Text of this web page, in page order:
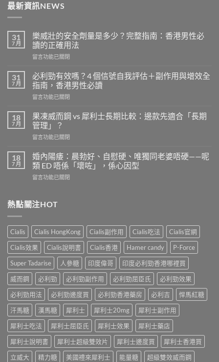
最新資訊NEWS
31
7 月
樂威壯的安全劑量是多少？完整指南：香港男性必
讀的正確用法
在
威
壯
的
安
劑
量
是
多
完
整
南：
男
讀
的
正
確
用
法〉
留言功能已關閉
31
7 月
必利勁有效嗎？4 個信號自我評估＋副作用與增效全
指南，香港男性必讀
在
利
勁
有
效
4
個
信
號
評
副
作
用
與
增
效
指
南，
香
男
性
必
讀〉
留言功能已關閉
18
7 月
果凍威而鋼 vs 犀利士長期比較：邊款先適合「長期
管理」？
在
凍
威
而
鋼
利
期
比
較：
邊
款
先
合
「長
期
理」？〉
中
留言功能已關閉
18
7 月
婚內陽痿：晨勃好、自慰硬、唯獨同老婆唔硬——呢
類 ED 唔係「壞咗」，係心因型
在
陽
痿：
勃
好、
自
慰
硬、
唯
同
老
婆
硬
——
呢
類
ED
留言功能已關閉
熱點關注HOT
Cialis Cialis HongKong Cialis副作用 Cialis吃法
Cialis官網
Cialis效果
Cialis說明書 Cialis香港 Hamer candy
P-Force
Super Tadarise
人參糖 印度偉哥
印度必利勁香港哪裡買
威而鋼
必利勁 必利勁副作用 必利勁屈臣氏
必利勁效果
必利勁用法
必利勁邊度買 必利勁香港藥房 必利吉
悍馬紅糖
汗馬糖
漢馬糖 犀利士 犀利士20mg
犀利士副作用
犀利士吃法
犀利士屈臣氏 犀利士效果
犀利士藥店
犀利士說明書
犀利士超級雙效片 犀利士邊度買
犀利士香港買
立威大
精力糖 美國禮來犀利士 能量糖 超級雙效威而鋼